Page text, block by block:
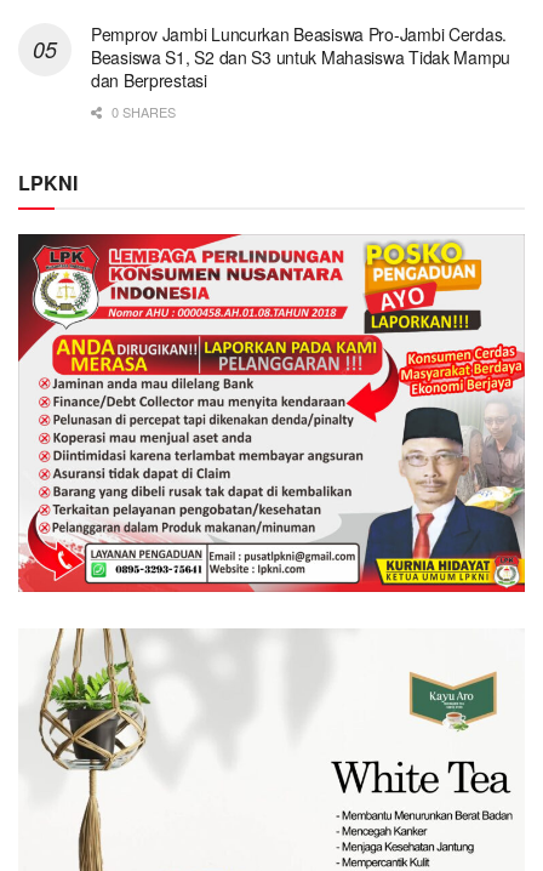
Pemprov Jambi Luncurkan Beasiswa Pro-Jambi Cerdas.
Beasiswa S1, S2 dan S3 untuk Mahasiswa Tidak Mampu
dan Berprestasi
0 SHARES
LPKNI